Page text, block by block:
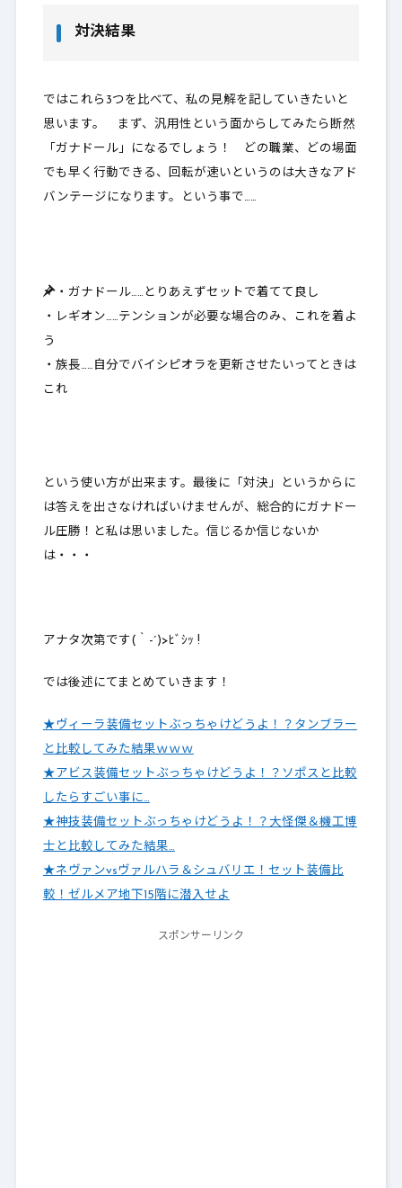
対決結果
ではこれら3つを比べて、私の見解を記していきたいと
思います。 まず、汎用性という面からしてみたら断然
「ガナドール」になるでしょう！ どの職業、どの場面
でも早く行動できる、回転が速いというのは大きなアド
バンテージになります。という事で……
・ガナドール……とりあえずセットで着てて良し
・レギオン……テンションが必要な場合のみ、これを着よ
う
・族長……自分でバイシピオラを更新させたいってときは
これ
という使い方が出来ます。最後に「対決」というからに
は答えを出さなければいけませんが、総合的にガナドー
ル圧勝！ と私は思いました。信じるか信じないか
は・・・
アナタ次第です(｀-´)>ﾋﾞｼｯ !
では後述にてまとめていきます！
★ヴィーラ装備セットぶっちゃけどうよ！？タンブラー
と比較してみた結果ｗｗｗ
★アビス装備セットぶっちゃけどうよ！？ソポスと比較
したらすごい事に…
★神技装備セットぶっちゃけどうよ！？大怪傑＆機工博
士と比較してみた結果…
★ネヴァンvsヴァルハラ＆シュバリエ！セット装備比
較！ゼルメア地下15階に潜入せよ
スポンサーリンク